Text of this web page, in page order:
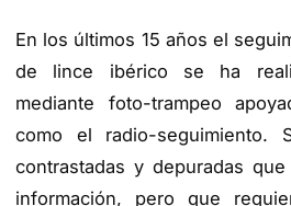
En los últimos 15 años el
de lince ibérico se ha
mediante foto-trampeo
como el radio-seguimiento.
contrastadas y depuradas
información, pero que